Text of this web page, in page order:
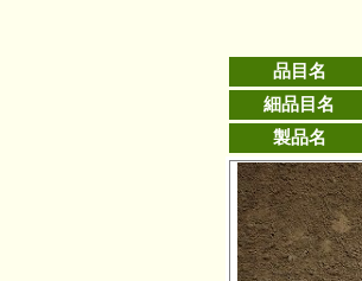
品目名
細品目名
製品名